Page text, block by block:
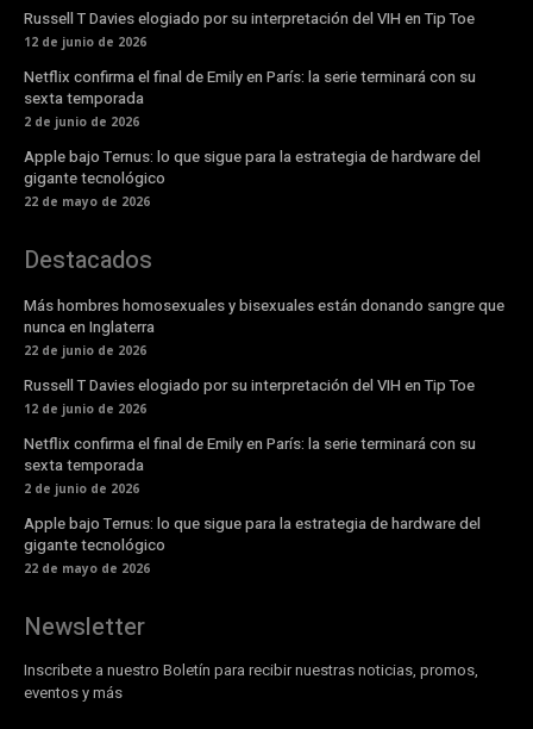
Russell T Davies elogiado por su interpretación del VIH en Tip Toe
12 de junio de 2026
Netflix confirma el final de Emily en París: la serie terminará con su
sexta temporada
2 de junio de 2026
Apple bajo Ternus: lo que sigue para la estrategia de hardware del
gigante tecnológico
22 de mayo de 2026
Destacados
Más hombres homosexuales y bisexuales están donando sangre que
nunca en Inglaterra
22 de junio de 2026
Russell T Davies elogiado por su interpretación del VIH en Tip Toe
12 de junio de 2026
Netflix confirma el final de Emily en París: la serie terminará con su
sexta temporada
2 de junio de 2026
Apple bajo Ternus: lo que sigue para la estrategia de hardware del
gigante tecnológico
22 de mayo de 2026
Newsletter
Inscribete a nuestro Boletín para recibir nuestras noticias, promos,
eventos y más